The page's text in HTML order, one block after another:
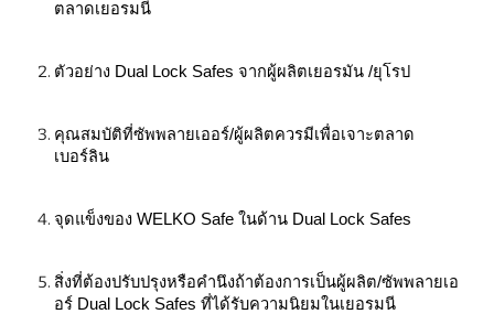
ตลาดเยอรมนี
ตัวอย่าง Dual Lock Safes จากผู้ผลิตเยอรมัน /ยุโรป
คุณสมบัติที่ซัพพลายเออร์/ผู้ผลิตควรมีเพื่อเจาะตลาด
เบอร์ลิน
จุดแข็งของ WELKO Safe ในด้าน Dual Lock Safes
สิ่งที่ต้องปรับปรุงหรือคำนึงถ้าต้องการเป็นผู้ผลิต/ซัพพลายเอ
อร์ Dual Lock Safes ที่ได้รับความนิยมในเยอรมนี